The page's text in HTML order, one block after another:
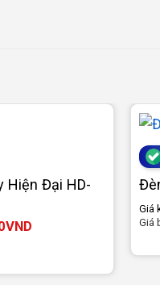
Hiện Đại HD-
VND
Giá
Giá